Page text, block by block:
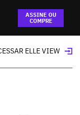
ASSINE OU
COMPRE
os nossos
ELLE VIEW